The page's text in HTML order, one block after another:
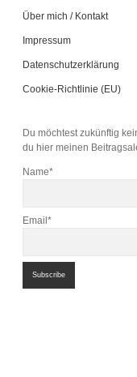
Über mich / Kontakt
Impressum
Datenschutzerklärung
Cookie-Richtlinie (EU)
Du möchtest zukünftig
du hier meinen
Name*
Email*